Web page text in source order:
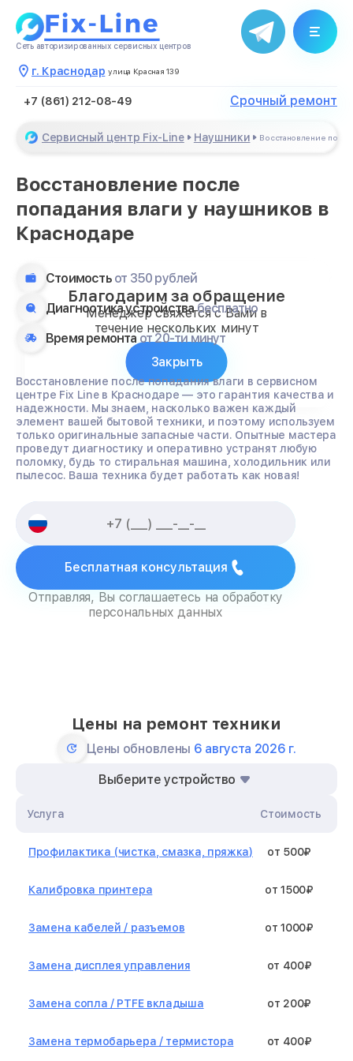
Сеть авторизированных сервисных центров
г. Краснодар улица Красная 139
+7 (861) 212-08-49 Срочный ремонт
Сервисный центр Fix-Line Наушники Восстановление после
Восстановление после
попадания влаги у наушников в
Краснодаре
Стоимость от 350 рублей
Диагностика устройствабесплатно
Время ремонта от 20-ти минут
Восстановление после попадания влаги в сервисном
центре Fix Line в Краснодаре — это гарантия качества и
надежности. Мы знаем, насколько важен каждый
элемент вашей бытовой техники, и поэтому используем
только оригинальные запасные части. Опытные мастера
проведут диагностику и оперативно устранят любую
поломку, будь то стиральная машина, холодильник или
пылесос. Ваша техника будет работать как новая!
Бесплатная консультация
Отправляя, Вы соглашаетесь на обработку
персональных данных
Цены на ремонт техники
Цены обновлены 6 августа 2026 г.
Выберите устройство
Услуга Стоимость
Профилактика (чистка, смазка, пряжка) от 500₽
Калибровка принтера от 1500₽
Замена кабелей / разъемов от 1000₽
Замена дисплея управления от 400₽
Замена сопла / PTFE вкладыша от 200₽
Замена термобарьера / термистора от 400₽
Благодарим за обращение
Менеджер свяжется с Вами в
течение нескольких минут
Закрыть